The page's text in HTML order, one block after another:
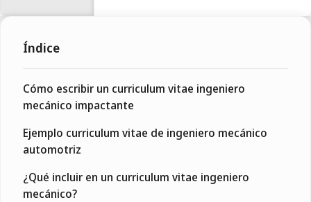
Índice
Cómo escribir un curriculum vitae ingeniero
mecánico impactante
Ejemplo curriculum vitae de ingeniero mecánico
automotriz
¿Qué incluir en un curriculum vitae ingeniero
mecánico?